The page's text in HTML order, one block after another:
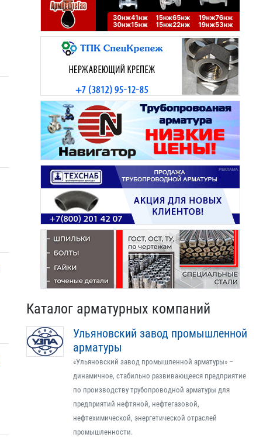
Каталог арматурных компаний
Ульяновский завод промышленной
арматуры
«Ульяновский завод промышленной арматуры» –
динамичное, стабильно развивающееся предприятие
по производству трубопроводной арматуры для
предприятий нефтяной, нефтегазовой,
нефтехимической, энергетической отраслей
промышленности.